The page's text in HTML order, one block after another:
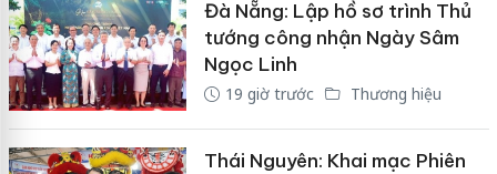
Đà Nẵng: Lập hồ sơ trình Thủ
tướng công nhận Ngày Sâm
Ngọc Linh
19 giờ trước Thương hiệu
Thái Nguyên: Khai mạc Phiên